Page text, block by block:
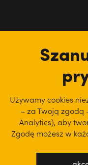
Używamy cookies
– za Twoją zgodą
Analytics), aby
Zgodę możesz w